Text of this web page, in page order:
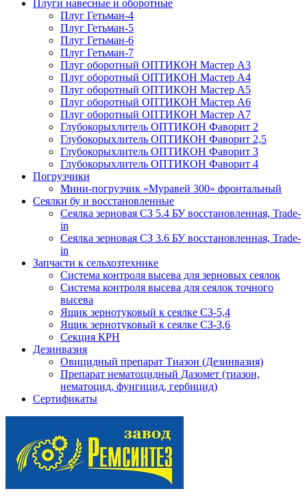
Плуги навесные и оборотные
Плуг Гетьман-4
Плуг Гетьман-5
Плуг Гетьман-6
Плуг Гетьман-7
Плуг оборотный ОПТИКОН Мастер А3
Плуг оборотный ОПТИКОН Мастер А4
Плуг оборотный ОПТИКОН Мастер А5
Плуг оборотный ОПТИКОН Мастер А6
Плуг оборотный ОПТИКОН Мастер А7
Глубокорыхлитель ОПТИКОН Фаворит 2
Глубокорыхлитель ОПТИКОН Фаворит 2,5
Глубокорыхлитель ОПТИКОН Фаворит 3
Глубокорыхлитель ОПТИКОН Фаворит 4
Погрузчики
Мини-погрузчик «Муравей 300» фронтальный
Сеялки бу и восстановленные
Сеялка зерновая СЗ 5.4 БУ восстановленная, Trade-
in
Сеялка зерновая СЗ 3.6 БУ восстановленная, Trade-
in
Запчасти к сельхозтехнике
Система контроля высева для зерновых сеялок
Система контроля высева для сеялок точного
высева
Ящик зернотуковый к сеялке СЗ-5,4
Ящик зернотуковый к сеялке СЗ-3,6
Секция КРН
Дезинвазия
Овицидный препарат Тиазон (Дезинвазия)
Препарат нематоцидный Дазомет (тиазон,
нематоцид, фунгицид, гербицид)
Сертификаты